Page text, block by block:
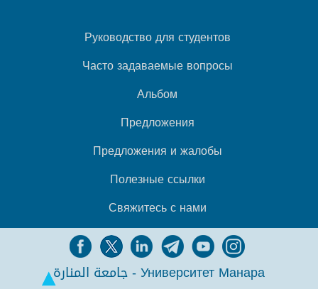
Руководство для студентов
Часто задаваемые вопросы
Альбом
Предложения
Предложения и жалобы
Полезные ссылки
Свяжитесь с нами
جامعة المنارة - Университет Манара